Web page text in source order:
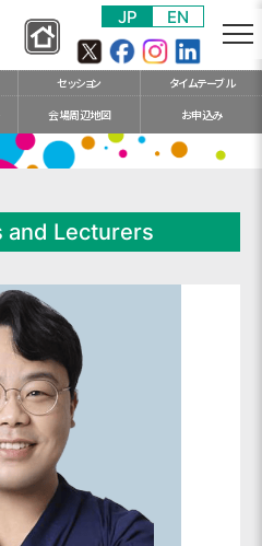
JP EN
セッション タイムテーブル
会場周辺地図 お申込み
and Lecturers